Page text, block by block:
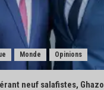
Monde Opinions
neuf salafistes,